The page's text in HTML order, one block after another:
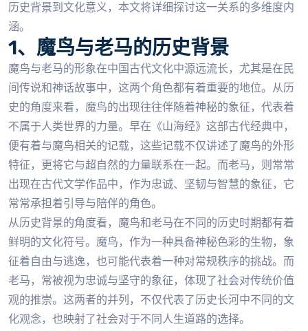
历史背景到文化意义，本文将详细探讨这一关系的多维度内
涵。
1、魔鸟与老马的历史背景
魔鸟与老马的形象在中国古代文化中源远流长，尤其是在民
间传说和神话故事中，这两个角色都有着重要的地位。从历
史的角度来看，魔鸟的出现往往伴随着神秘的象征，代表着
不属于人类世界的力量。早在《山海经》这部古代经典中，
便有着与魔鸟相关的记载，这些记载不仅讲述了魔鸟的外形
特征，更将它与超自然的力量联系在一起。而老马，则常常
出现在古代文学作品中，作为忠诚、坚韧与智慧的象征，它
常常承担着引导与陪伴的角色。
从历史背景的角度看，魔鸟和老马在不同的历史时期都有着
鲜明的文化符号。魔鸟，作为一种具备神秘色彩的生物，象
征着自由与逃逸，也可能代表着一种对常规秩序的挑战。而
老马，常被视为忠诚与坚守的象征，体现了社会对传统价值
观的推崇。这两者的并列，不仅代表了历史长河中不同的文
化观念，也映射了社会对于不同人生道路的选择。